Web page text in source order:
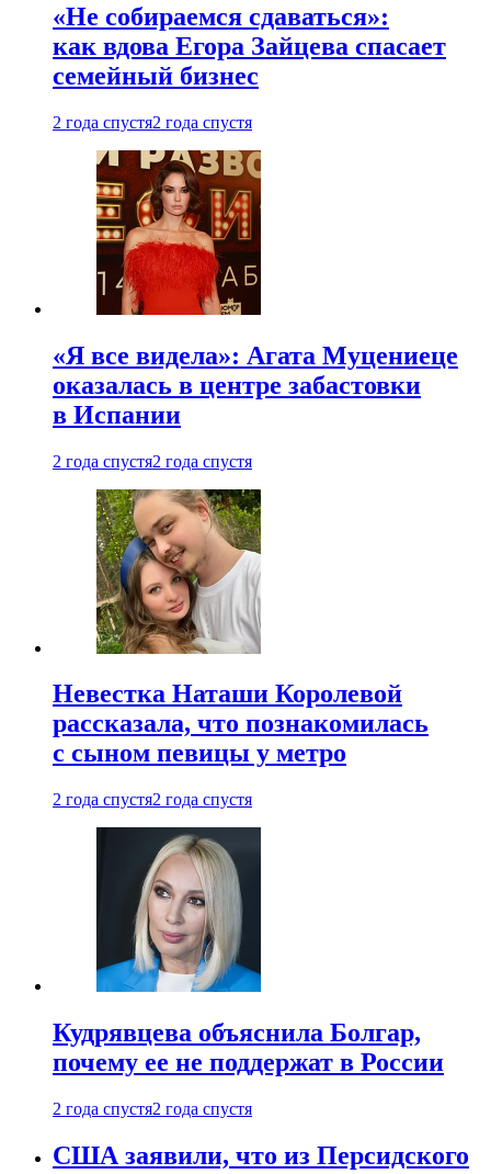
«Не собираемся сдаваться»:
как вдова Егора Зайцева спасает
семейный бизнес
2 года спустя2 года спустя
«Я все видела»: Агата Муцениеце
оказалась в центре забастовки
в Испании
2 года спустя2 года спустя
Невестка Наташи Королевой
рассказала, что познакомилась
с сыном певицы у метро
2 года спустя2 года спустя
Кудрявцева объяснила Болгар,
почему ее не поддержат в России
2 года спустя2 года спустя
США заявили, что из Персидского